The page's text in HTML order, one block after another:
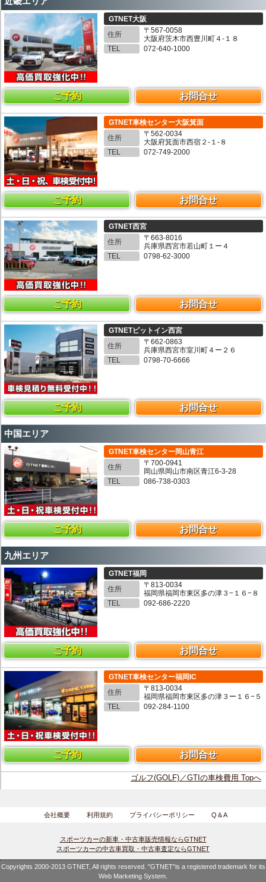
GTNET大阪
住所
〒567-0058
大阪府茨木市西豊川町４-１８
TEL
072-640-1000
ご予約 お問合せ
GTNET車検センター大阪箕面
住所
〒562-0034
大阪府箕面市西宿２-１-８
TEL
072-749-2000
ご予約 お問合せ
GTNET西宮
住所
〒663-8016
兵庫県西宮市若山町１ー４
TEL
0798-62-3000
ご予約 お問合せ
GTNETピットイン西宮
住所
〒662-0863
兵庫県西宮市室川町４ー２６
TEL
0798-70-6666
ご予約 お問合せ
中国エリア
GTNET車検センター岡山青江
住所
〒700-0941
岡山県岡山市南区青江6-3-28
TEL
086-738-0303
ご予約 お問合せ
九州エリア
GTNET福岡
住所
〒813-0034
福岡県福岡市東区多の津３−１６−８
TEL
092-686-2220
ご予約 お問合せ
GTNET車検センター福岡IC
住所
〒813-0034
福岡県福岡市東区多の津３ー１６−５
TEL
092-284-1100
ご予約 お問合せ
ゴルフ(GOLF)／GTIの車検費用 Topへ
会社概要 利用規約 プライバシーポリシー Q＆A
スポーツカーの新車・中古車販売情報ならGTNET
スポーツカーの中古車買取・中古車査定ならGTNET
Copyrights 2000-2013 GTNET, All rights reserved. "GTNET"is a registered trademark for its
Web Marketing System.